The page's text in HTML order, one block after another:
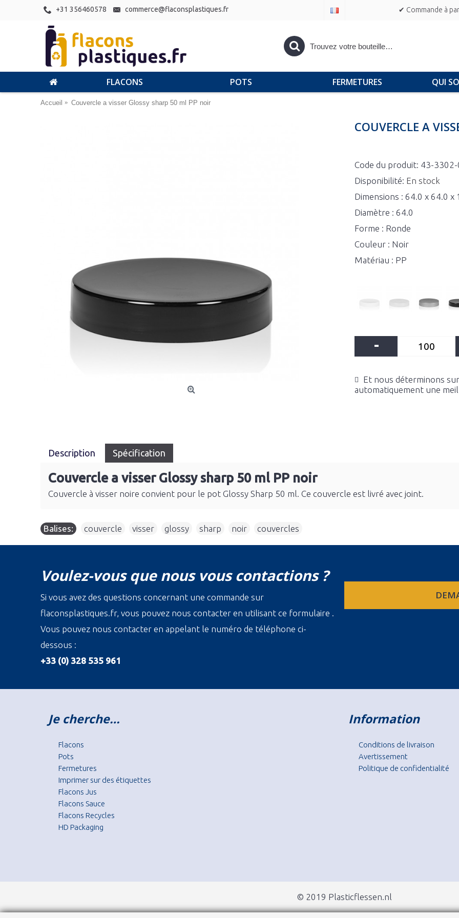
+31 356460578 commerce@flaconsplastiques.fr ✔ Commande à
FLACONS POTS FERMETURES QUI
Accueil Couvercle a visser Glossy sharp 50 ml PP noir
COUVERCLE A
Code du produit: 43-
Disponibilité: En stock
Dimensions : 64.0 x 64.0 x
Diamètre : 64.0
Forme : Ronde
Couleur : Noir
Matériau : PP
-
Et nous déterminons
automatiquement une
Description Spécification
Couvercle a visser Glossy sharp 50 ml PP noir
Couvercle à visser noire convient pour le pot Glossy Sharp 50 ml. Ce couvercle est livré avec joint.
Balises: couvercle visser glossy sharp noir couvercles
Voulez-vous que nous vous contactions ?
Si vous avez des questions concernant une commande sur
flaconsplastiques.fr, vous pouvez nous contacter en utilisant ce formulaire .
Vous pouvez nous contacter en appelant le numéro de téléphone ci-
dessous :
+33 (0) 328 535 961
Je cherche…
Flacons
Pots
Fermetures
Imprimer sur des étiquettes
Flacons Jus
Flacons Sauce
Flacons Recycles
HD Packaging
Information
Conditions de livraison
Avertissement
Politique de confidentialité
© 2019 Plasticflessen.nl